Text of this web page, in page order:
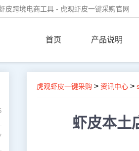
皮跨境电商工具 - 虎观虾皮一键采购官网
首页 产品说明
虎观虾皮一键采购 > 资讯中心 >
虾皮本土